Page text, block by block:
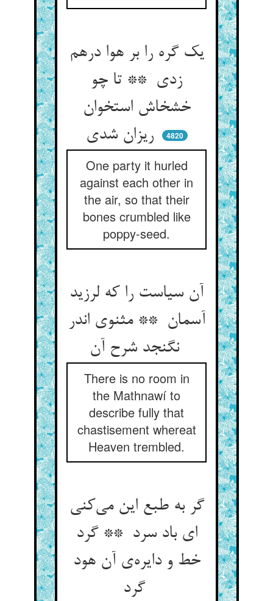
یک گره را بر هوا درهم
زدی ** تا چو
خشخاش استخوان
ریزان شدی
4820
One party it hurled
against each other in
the air, so that their
bones crumbled like
poppy-seed.
آن سیاست را که لرزید
آسمان ** مثنوی اندر
نگنجد شرح آن
There is no room in
the Mathnawí to
describe fully that
chastisement whereat
Heaven trembled.
گر به طبع این می‌کنی
ای باد سرد ** گرد
خط و دایره‌ی آن هود
گرد